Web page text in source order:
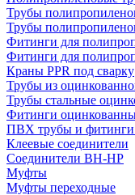
Трубы
Трубы
Фитинги для
Фитинги для
Краны PPR под сварку
Трубы из
Трубы стальные
Фитинги
ПВХ трубы и
Клеевые соединители
Соединители ВН-НР
Муфты
Муфты переходные